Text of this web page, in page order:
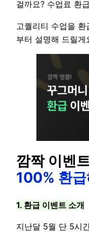
걸까요? 수업료 환
고퀄리티 수업을
부터 설명해 드릴게
깜짝 이벤
100% 환
1. 환급 이벤트 소개
지난달 5월 단 5시